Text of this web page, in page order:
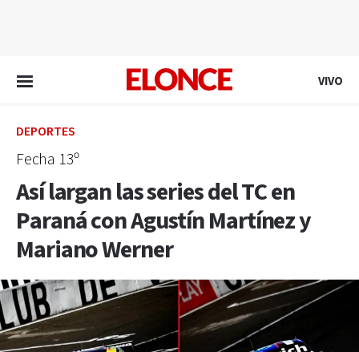
VIVO
DEPORTES
Fecha 13º
Así largan las series del TC en
Paraná con Agustín Martínez y
Mariano Werner